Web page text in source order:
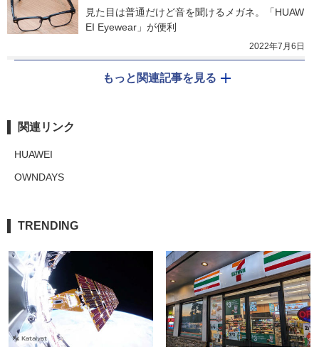
見た目は普通だけど音を聞けるメガネ。「HUAW
EI Eyewear」が便利
2022年7月6日
もっと関連記事を見る
関連リンク
HUAWEI
OWNDAYS
TRENDING